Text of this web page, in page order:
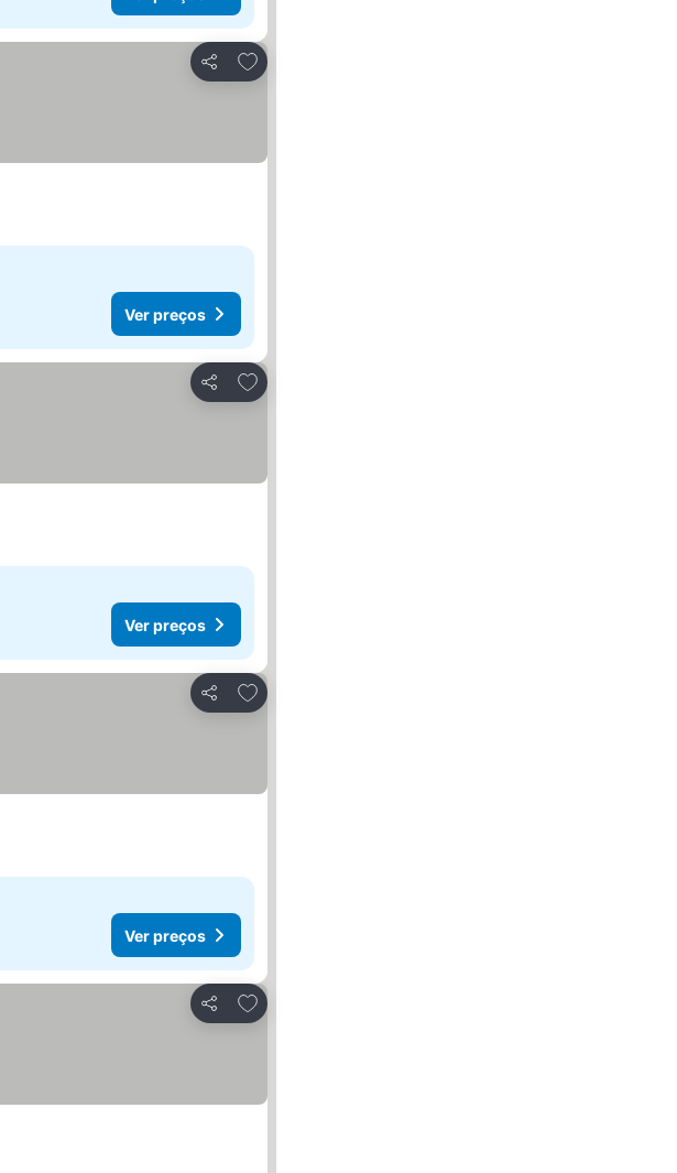
Partilhar
Adicionar aos favoritos
Ver preços
Partilhar
Adicionar aos favoritos
Ver preços
Partilhar
Adicionar aos favoritos
Ver preços
Partilhar
Adicionar aos favoritos